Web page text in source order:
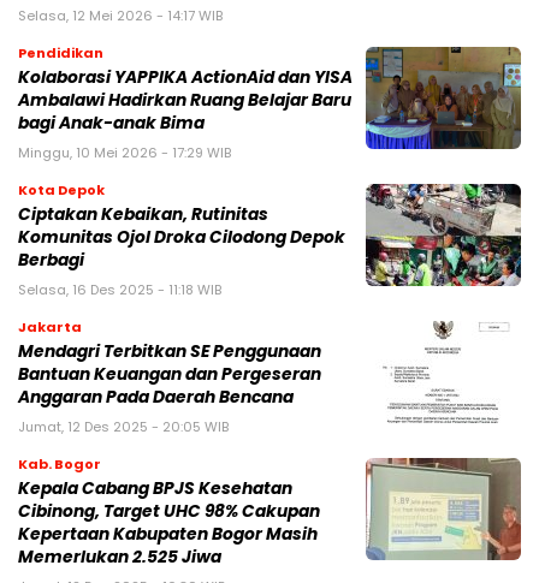
Selasa, 12 Mei 2026 - 14:17 WIB
Pendidikan
Kolaborasi YAPPIKA ActionAid dan YISA
Ambalawi Hadirkan Ruang Belajar Baru
bagi Anak-anak Bima
Minggu, 10 Mei 2026 - 17:29 WIB
Kota Depok
Ciptakan Kebaikan, Rutinitas
Komunitas Ojol Droka Cilodong Depok
Berbagi
Selasa, 16 Des 2025 - 11:18 WIB
Jakarta
Mendagri Terbitkan SE Penggunaan
Bantuan Keuangan dan Pergeseran
Anggaran Pada Daerah Bencana
Jumat, 12 Des 2025 - 20:05 WIB
Kab. Bogor
Kepala Cabang BPJS Kesehatan
Cibinong, Target UHC 98% Cakupan
Kepertaan Kabupaten Bogor Masih
Memerlukan 2.525 Jiwa